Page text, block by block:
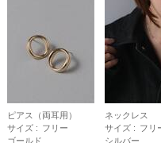
ピアス（両耳用）
サイズ : フリー
ゴールド
ネックレス
サイズ : フリ
シルバー